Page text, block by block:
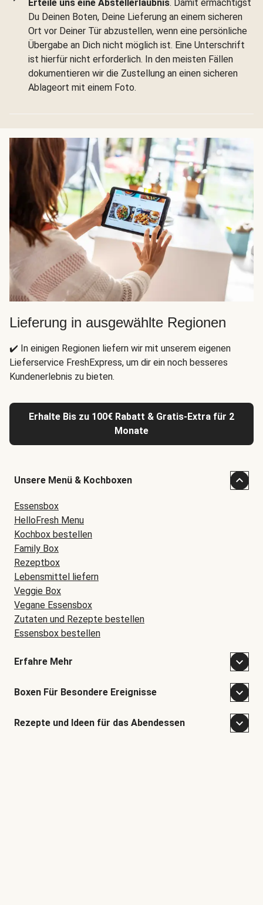
Erteile uns eine Abstellerlaubnis. Damit ermächtigst
Du Deinen Boten, Deine Lieferung an einem sicheren
Ort vor Deiner Tür abzustellen, wenn eine persönliche
Übergabe an Dich nicht möglich ist. Eine Unterschrift
ist hierfür nicht erforderlich. In den meisten Fällen
dokumentieren wir die Zustellung an einen sicheren
Ablageort mit einem Foto.
Lieferung in ausgewählte Regionen
✔️ In einigen Regionen liefern wir mit unserem eigenen
Lieferservice FreshExpress, um dir ein noch besseres
Kundenerlebnis zu bieten.
Erhalte Bis zu 100€ Rabatt & Gratis-Extra für 2
Monate
Unsere Menü & Kochboxen
Essensbox
HelloFresh Menu
Kochbox bestellen
Family Box
Rezeptbox
Lebensmittel liefern
Veggie Box
Vegane Essensbox
Zutaten und Rezepte bestellen
Essensbox bestellen
Erfahre Mehr
Boxen Für Besondere Ereignisse
Rezepte und Ideen für das Abendessen